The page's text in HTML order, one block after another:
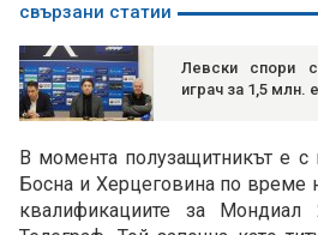
свързани статии
Левски спори
играч за 1,5 млн.
В момента полузащитникът е с
Босна и Херцеговина по време
квалификациите за